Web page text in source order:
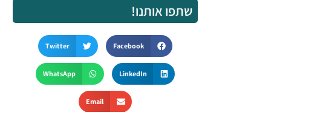
שתפו אותנו!
Facebook
Twitter
LinkedIn
WhatsApp
Email